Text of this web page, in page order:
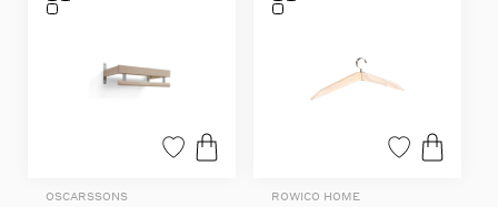
OSCARSSONS ROWICO HOME